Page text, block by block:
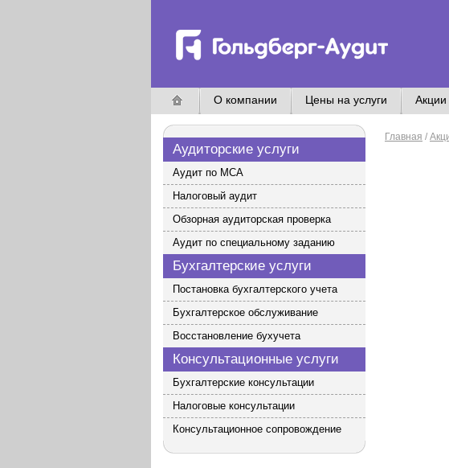
О компании Цены на услуги
Аудиторские услуги
Аудит по МСА
Налоговый аудит
Обзорная аудиторская проверка
Аудит по специальному заданию
Бухгалтерские услуги
Постановка бухгалтерского учета
Бухгалтерское обслуживание
Восстановление бухучета
Консультационные услуги
Бухгалтерские консультации
Налоговые консультации
Консультационное сопровождение
Главная /